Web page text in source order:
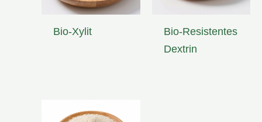
Bio-Xylit
Bio-Resistentes
Dextrin